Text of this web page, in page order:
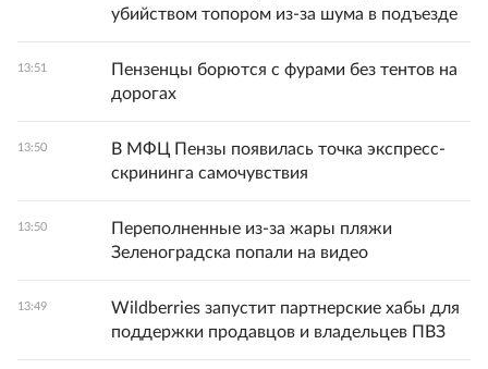
убийством топором из-за шума в подъезде
13:51
Пензенцы борются с фурами без тентов на
дорогах
13:50
В МФЦ Пензы появилась точка экспресс-
скрининга самочувствия
13:50
Переполненные из-за жары пляжи
Зеленоградска попали на видео
13:49
Wildberries запустит партнерские хабы для
поддержки продавцов и владельцев ПВЗ